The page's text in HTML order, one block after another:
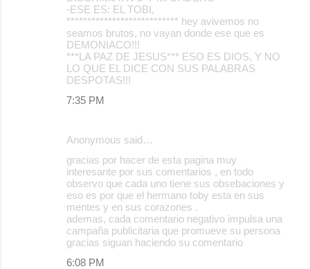
-ESE ES: EL TOBI,
*************************** hey avivemos no
seamos brutos, no vayan donde ese que es
DEMONIACO!!!
***LA PAZ DE JESUS*** ESO ES DIOS, Y NO
LO QUE EL DICE CON SUS PALABRAS
DESPOTAS!!!
7:35 PM
Anonymous said…
gracias por hacer de esta pagina muy
interesante por sus comentarios , en todo
observo que cada uno tiene sus obsebaciones y
eso es por que el hermano toby esta en sus
mentes y en sus corazones .
ademas, cada comentario negativo impulsa una
campaña publicitaria que promueve su persona
gracias siguan haciendo su comentario
6:08 PM